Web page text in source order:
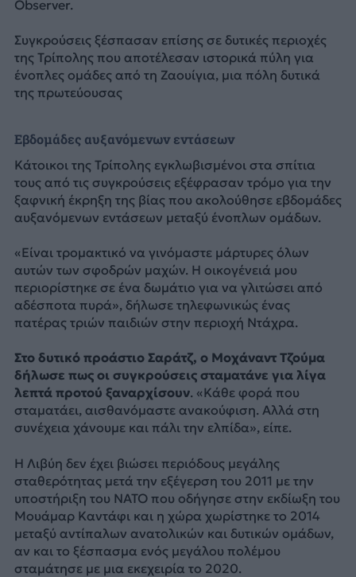
Observer.
Συγκρούσεις ξέσπασαν επίσης σε δυτικές περιοχές
της Τρίπολης που αποτέλεσαν ιστορικά πύλη για
ένοπλες ομάδες από τη Ζαουίγια, μια πόλη δυτικά
της πρωτεύουσας
Εβδομάδες αυξανόμενων εντάσεων
Κάτοικοι της Τρίπολης εγκλωβισμένοι στα σπίτια
τους από τις συγκρούσεις εξέφρασαν τρόμο για την
ξαφνική έκρηξη της βίας που ακολούθησε εβδομάδες
αυξανόμενων εντάσεων μεταξύ ένοπλων ομάδων.
«Είναι τρομακτικό να γινόμαστε μάρτυρες όλων
αυτών των σφοδρών μαχών. Η οικογένειά μου
περιορίστηκε σε ένα δωμάτιο για να γλιτώσει από
αδέσποτα πυρά», δήλωσε τηλεφωνικώς ένας
πατέρας τριών παιδιών στην περιοχή Ντάχρα.
Στο δυτικό προάστιο Σαράτζ, ο Μοχάναντ Τζούμα
δήλωσε πως οι συγκρούσεις σταματάνε για λίγα
λεπτά προτού ξαναρχίσουν. «Κάθε φορά που
σταματάει, αισθανόμαστε ανακούφιση. Αλλά στη
συνέχεια χάνουμε και πάλι την ελπίδα», είπε.
Η Λιβύη δεν έχει βιώσει περιόδους μεγάλης
σταθερότητας μετά την εξέγερση του 2011 με την
υποστήριξη του ΝΑΤΟ που οδήγησε στην εκδίωξη του
Μουάμαρ Καντάφι και η χώρα χωρίστηκε το 2014
μεταξύ αντίπαλων ανατολικών και δυτικών ομάδων,
αν και το ξέσπασμα ενός μεγάλου πολέμου
σταμάτησε με μια εκεχειρία το 2020.